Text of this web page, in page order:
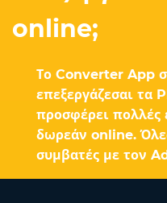
online;
Το Converter App
επεξεργάζεσαι τα
προσφέρει πολλές
δωρεάν online.
συμβατές με τον